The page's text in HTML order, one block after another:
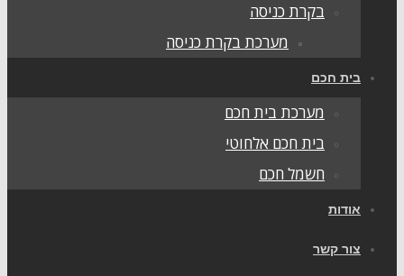
בקרת כניסה
מערכת בקרת כניסה
בית חכם
מערכת בית חכם
בית חכם אלחוטי
חשמל חכם
אודות
צור קשר